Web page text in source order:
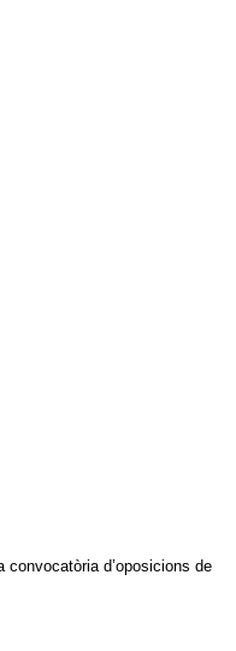
convocatòria d’oposicions de